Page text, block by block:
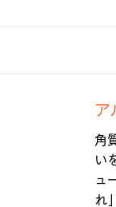
ア
角
い
ュ
れ